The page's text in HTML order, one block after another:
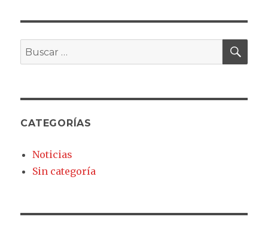
Buscar
por:
CATEGORÍAS
Noticias
Sin categoría